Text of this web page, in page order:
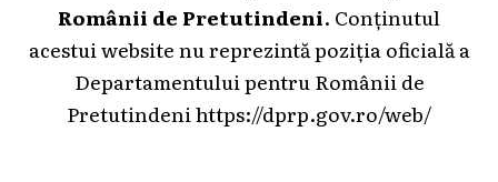
Românii de Pretutindeni. Conținutul
acestui website nu reprezintă poziția oficială a
Departamentului pentru Românii de
Pretutindeni https://dprp.gov.ro/web/